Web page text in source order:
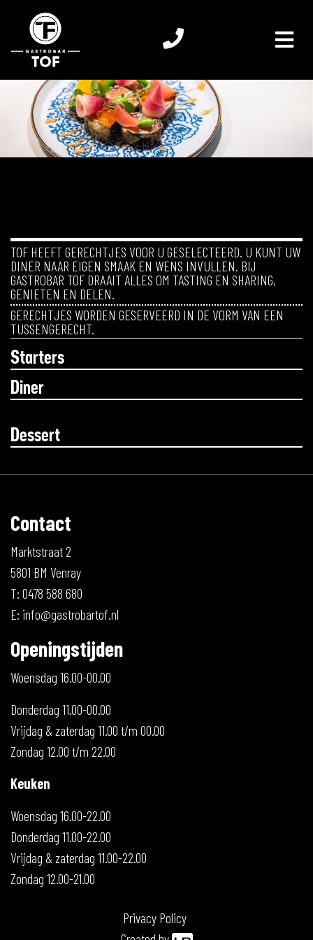
TOF HEEFT GERECHTJES VOOR U GESELECTEERD. U KUNT UW
DINER NAAR EIGEN SMAAK EN WENS INVULLEN. BIJ
GASTROBAR TOF DRAAIT ALLES OM TASTING EN SHARING,
GENIETEN EN DELEN.
GERECHTJES WORDEN GESERVEERD IN DE VORM VAN EEN
TUSSENGERECHT.
Starters
Diner
Dessert
Contact
Marktstraat 2
5801 BM Venray
T: 0478 588 680
E: info@gastrobartof.nl
Openingstijden
Woensdag 16.00-00.00
Donderdag 11.00-00.00
Vrijdag & zaterdag 11.00 t/m 00.00
Zondag 12.00 t/m 22.00
Keuken
Woensdag 16.00-22.00
Donderdag 11.00-22.00
Vrijdag & zaterdag 11.00-22.00
Zondag 12.00-21.00
Privacy Policy